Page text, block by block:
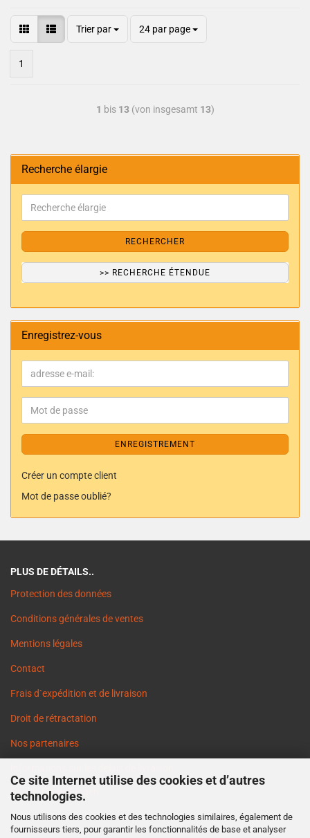
Ce site Internet utilise des cookies et d’autres
technologies.
Nous utilisons des cookies et des technologies similaires, également de
fournisseurs tiers, pour garantir les fonctionnalités de base et analyser
Trier par 24 par page
1
1 bis 13(von insgesamt 13)
Recherche élargie
RECHERCHER
>> RECHERCHE ÉTENDUE
Enregistrez-vous
ENREGISTREMENT
Créer un compte client
Mot de passe oublié?
PLUS DE DÉTAILS..
Protection des données
Conditions générales de ventes
Mentions légales
Contact
Frais d`expédition et de livraison
Droit de rétractation
Nos partenaires
Cookie Einstellungen